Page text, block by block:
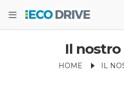
Il nostro
HOME IL